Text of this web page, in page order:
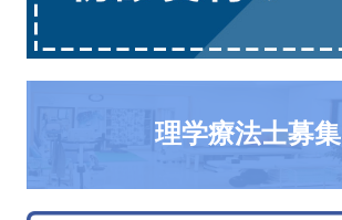
理学療法士募集